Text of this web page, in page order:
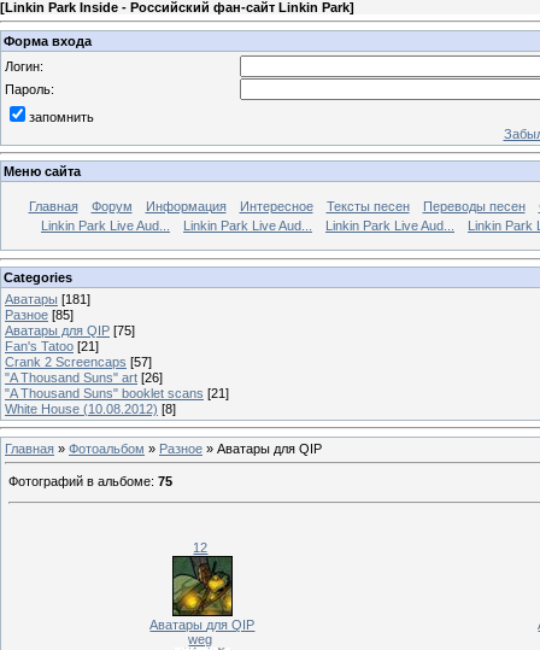
[Linkin Park Inside - Российский фан-сайт Linkin Park]
Форма входа
Логин:
Пароль:
запомнить
Меню сайта
Главная Форум Информация Интересное Тексты песен Переводы песен
Linkin Park Live Aud...
Linkin Park Live Aud... Linkin Park Live Aud... Linkin Park
Categories
Аватары [181]
Разное [85]
Аватары для QIP [75]
Fan's Tatoo [21]
Crank 2 Screencaps [57]
"A Thousand Suns" art [26]
"A Thousand Suns" booklet scans [21]
White House (10.08.2012) [8]
Главная » Фотоальбом » Разное » Аватары для QIP
Фотографий в альбоме: 75
12
Аватары для QIP
weg